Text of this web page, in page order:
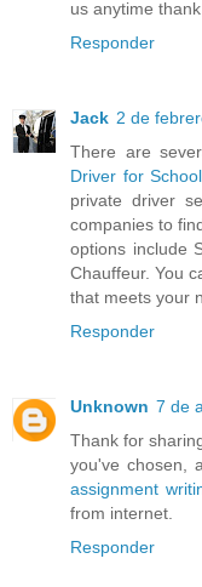
us anytime
Responder
Jack 2 de
There are
Driver for School
private driver
companies to
options include
Chauffeur. You
that meets your
Responder
Unknown 7 de
Thank for
you've chosen,
assignment
from internet.
Responder